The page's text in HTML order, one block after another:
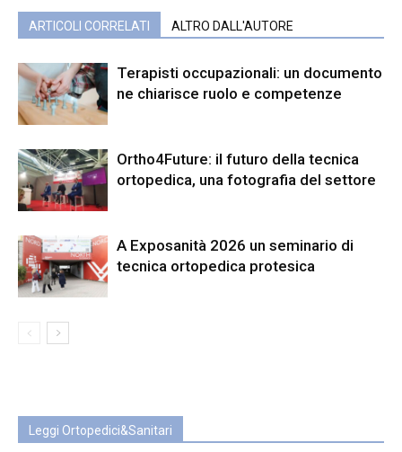
ARTICOLI CORRELATI ALTRO DALL'AUTORE
Terapisti occupazionali: un documento
ne chiarisce ruolo e competenze
Ortho4Future: il futuro della tecnica
ortopedica, una fotografia del settore
A Exposanità 2026 un seminario di
tecnica ortopedica protesica
Leggi Ortopedici&Sanitari